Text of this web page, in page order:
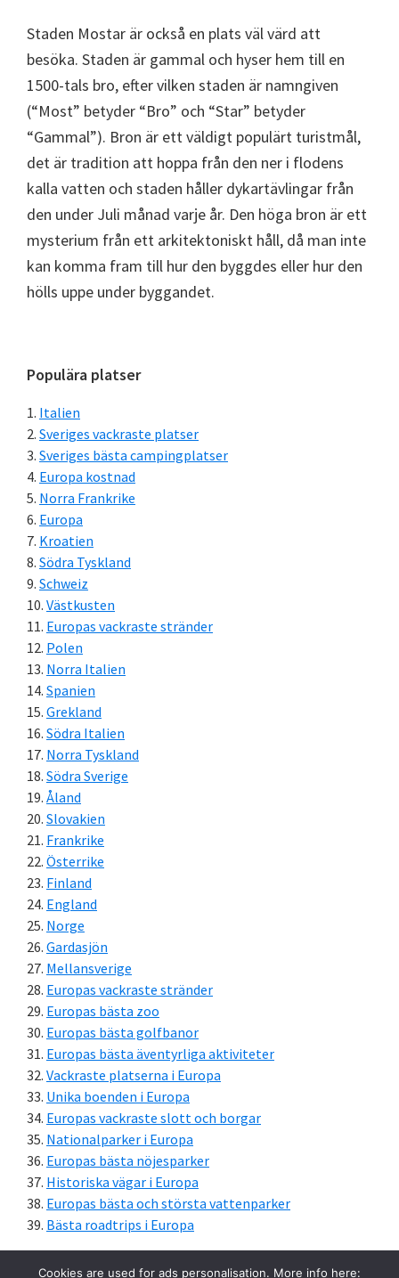
Staden Mostar är också en plats väl värd att
besöka. Staden är gammal och hyser hem till en
1500-tals bro, efter vilken staden är namngiven
(“Most” betyder “Bro” och “Star” betyder
“Gammal”). Bron är ett väldigt populärt turistmål,
det är tradition att hoppa från den ner i flodens
kalla vatten och staden håller dykartävlingar från
den under Juli månad varje år. Den höga bron är ett
mysterium från ett arkitektoniskt håll, då man inte
kan komma fram till hur den byggdes eller hur den
hölls uppe under byggandet.
Primärt
sidofält
Populära platser
Italien
Sveriges vackraste platser
Sveriges bästa campingplatser
Europa kostnad
Norra Frankrike
Europa
Kroatien
Södra Tyskland
Schweiz
Västkusten
Europas vackraste stränder
Polen
Norra Italien
Spanien
Grekland
Södra Italien
Norra Tyskland
Södra Sverige
Åland
Slovakien
Frankrike
Österrike
Finland
England
Norge
Gardasjön
Mellansverige
Europas vackraste stränder
Europas bästa zoo
Europas bästa golfbanor
Europas bästa äventyrliga aktiviteter
Vackraste platserna i Europa
Unika boenden i Europa
Europas vackraste slott och borgar
Nationalparker i Europa
Europas bästa nöjesparker
Historiska vägar i Europa
Europas bästa och största vattenparker
Bästa roadtrips i Europa
Cookies are used for ads personalisation. More info here: